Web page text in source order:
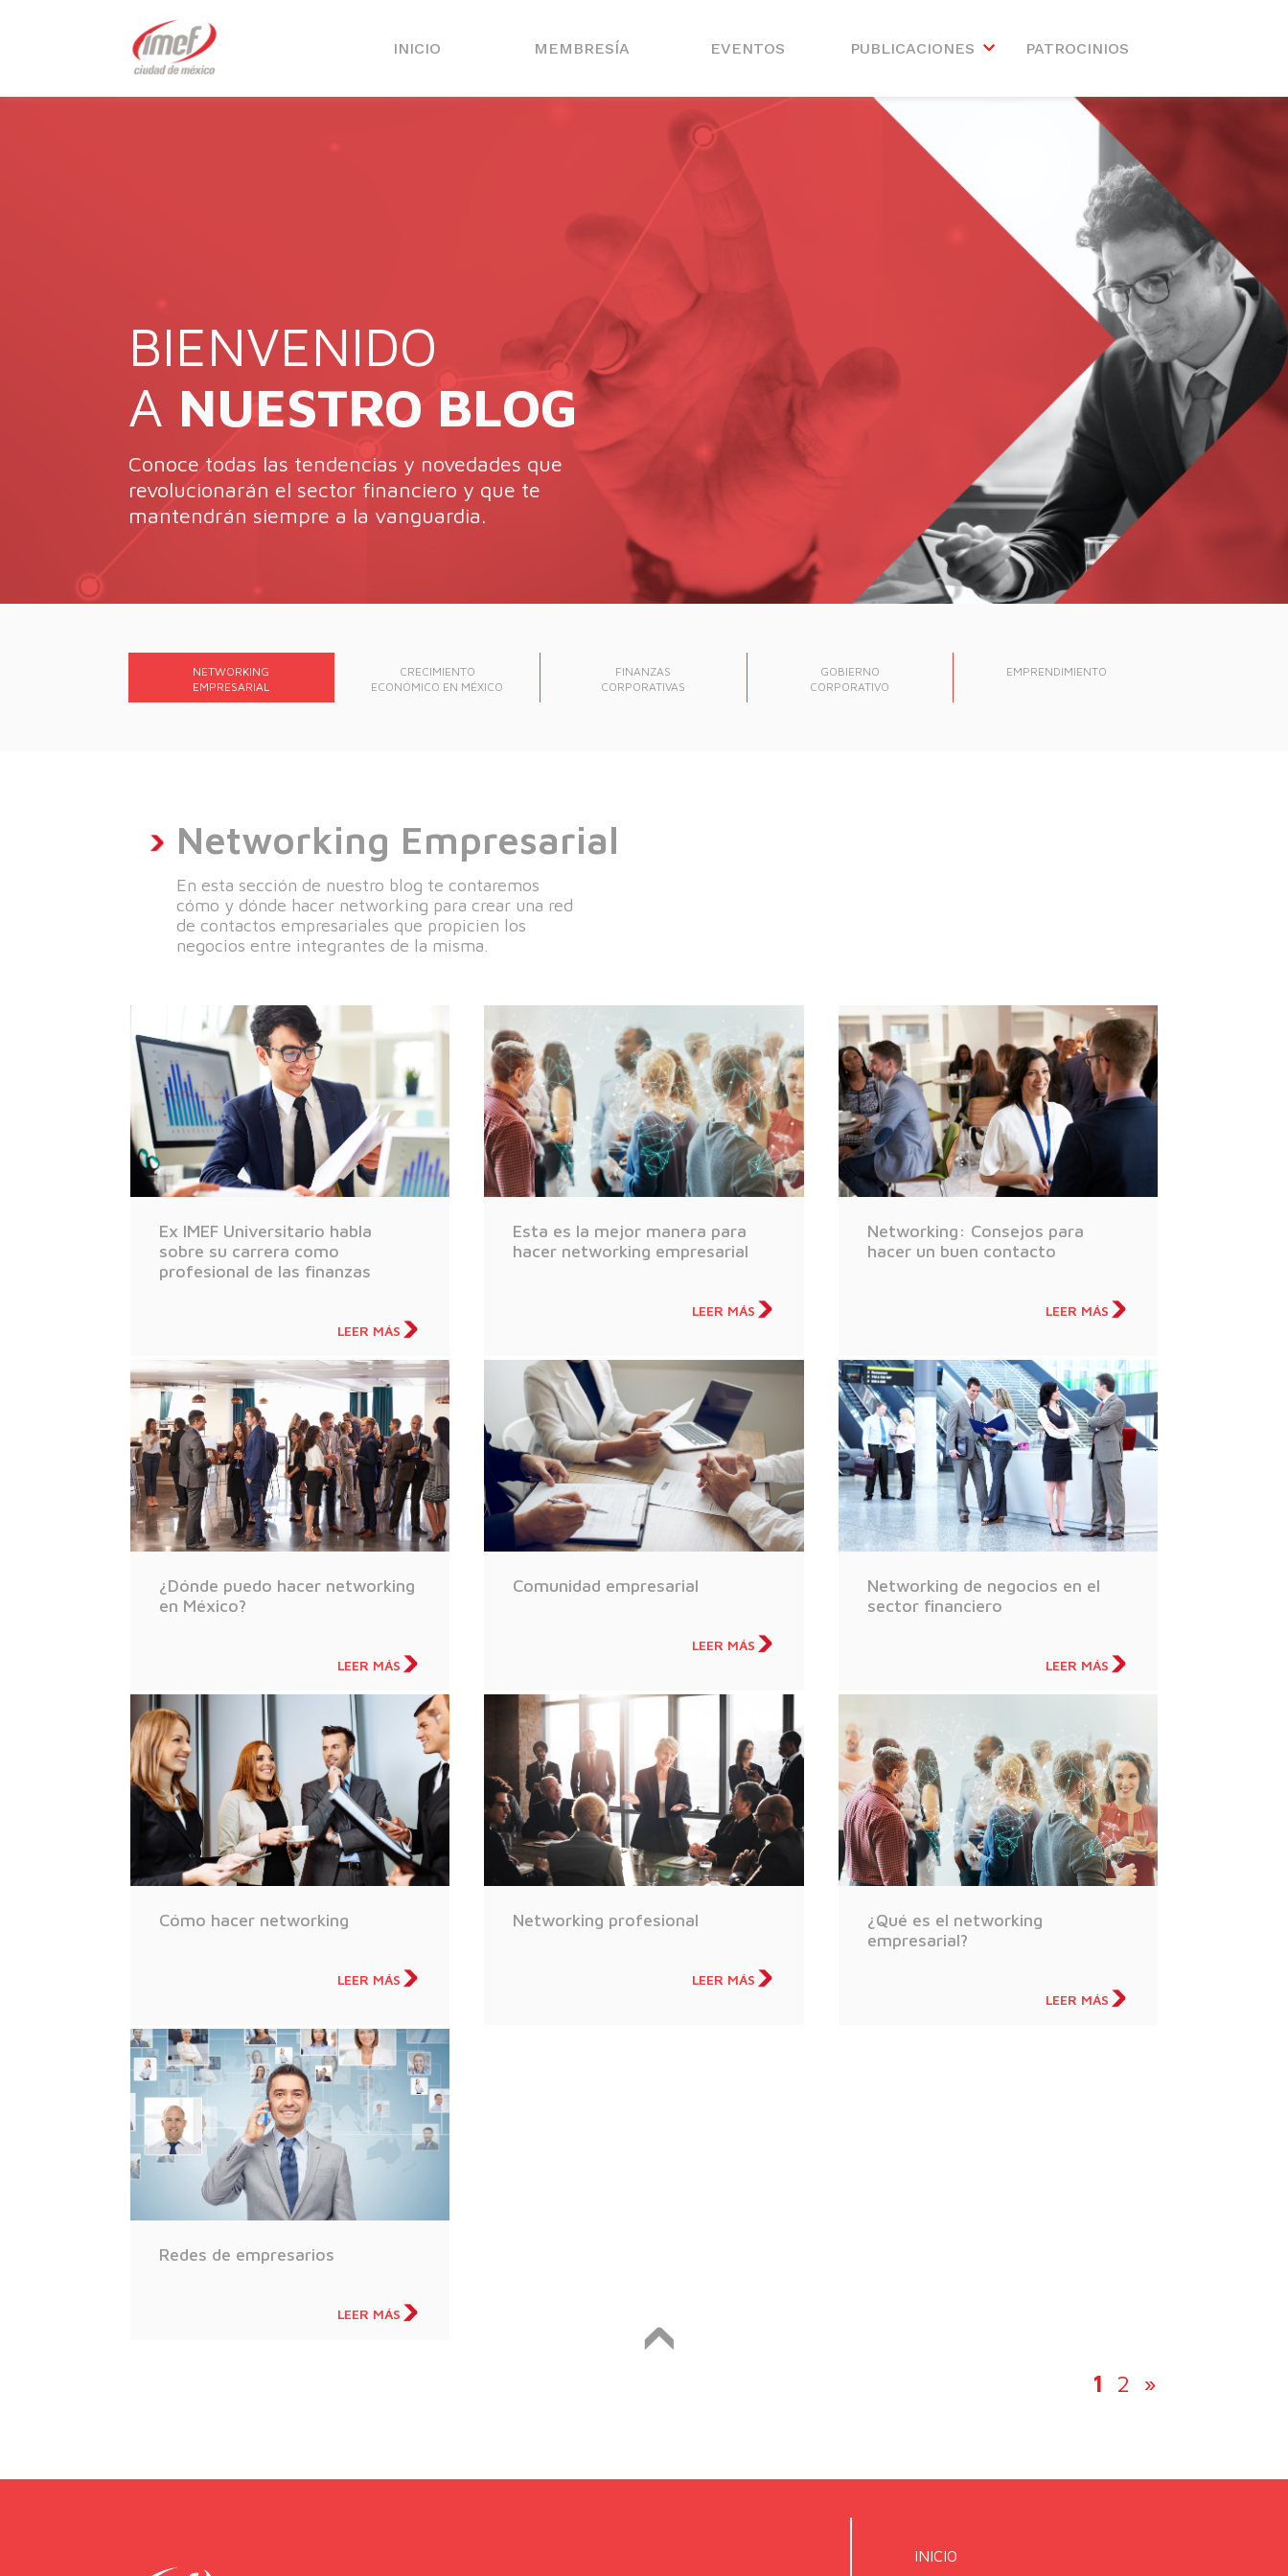
INICIO MEMBRESÍA EVENTOS PUBLICACIONES PATROCINIOS
BIENVENIDO
A NUESTRO BLOG
Conoce todas las tendencias y novedades que
revolucionarán el sector financiero y que te
mantendrán siempre a la vanguardia.
NETWORKING
EMPRESARIAL
CRECIMIENTO
ECONÓMICO EN MÉXICO
FINANZAS
CORPORATIVAS
GOBIERNO
CORPORATIVO
EMPRENDIMIENTO
Networking Empresarial
En esta sección de nuestro blog te contaremos
cómo y dónde hacer networking para crear una red
de contactos empresariales que propicien los
negocios entre integrantes de la misma.
Ex IMEF Universitario habla
sobre su carrera como
profesional de las finanzas
LEER MÁS
Esta es la mejor manera para
hacer networking empresarial
LEER MÁS
Networking: Consejos para
hacer un buen contacto
LEER MÁS
¿Dónde puedo hacer networking
en México?
LEER MÁS
Comunidad empresarial
LEER MÁS
Networking de negocios en el
sector financiero
LEER MÁS
Cómo hacer networking
LEER MÁS
Networking profesional
LEER MÁS
¿Qué es el networking
empresarial?
LEER MÁS
Redes de empresarios
LEER MÁS
1 2 »
INICIO